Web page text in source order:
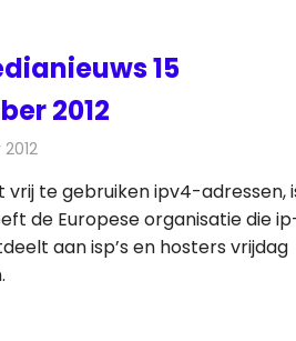
15
2012
vrij te gebruiken ipv4-adressen,
de Europese organisatie die
aan isp’s en hosters vrijdag